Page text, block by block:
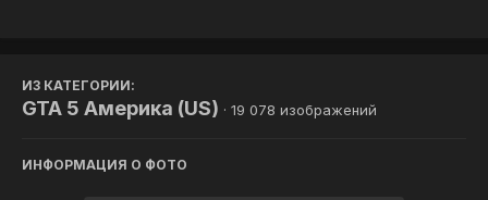
ИЗ КАТЕГОРИИ:
GTA 5 Америка (US) · 19 078 изображений
ИНФОРМАЦИЯ О ФОТО